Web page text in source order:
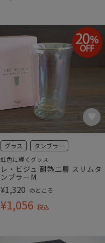
グラス タンブラー
虹色に輝くグラス
レ・ビジュ 耐熱二層 スリムタ
ンブラーM
¥1,320 のところ
¥1,056 税込